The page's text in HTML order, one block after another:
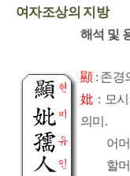
여자조상의 지방
해석 및
顯: 존경
妣 : 모
의미.
어
할